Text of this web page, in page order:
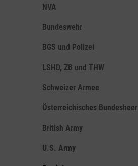
NVA
Bundeswehr
BGS und Polizei
LSHD, ZB und THW
Schweizer Armee
Österreichisches Bundesheer
British Army
U.S. Army